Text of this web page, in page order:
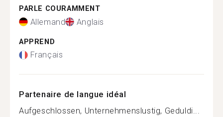
PARLE COURAMMENT
Allemand Anglais
APPREND
Français
Partenaire de langue idéal
Aufgeschlossen, Unternehmenslustig, Geduldi...